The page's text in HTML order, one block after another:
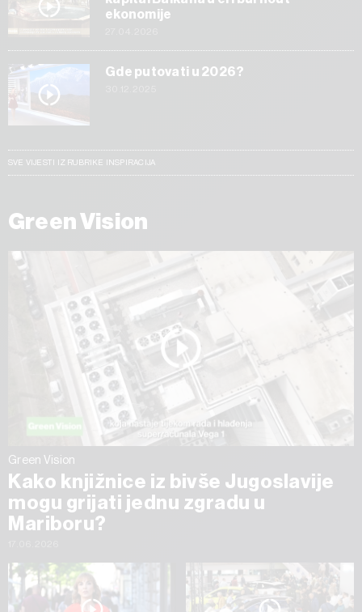
ekonomije
Gde putovati u 2026?
SVE VIJESTI IZ RUBRIKE INSPIRACIJA
Green Vision
Green Vision
Kako knjižnice iz bivše Jugoslavije
mogu grijati jednu zgradu u
Mariboru?